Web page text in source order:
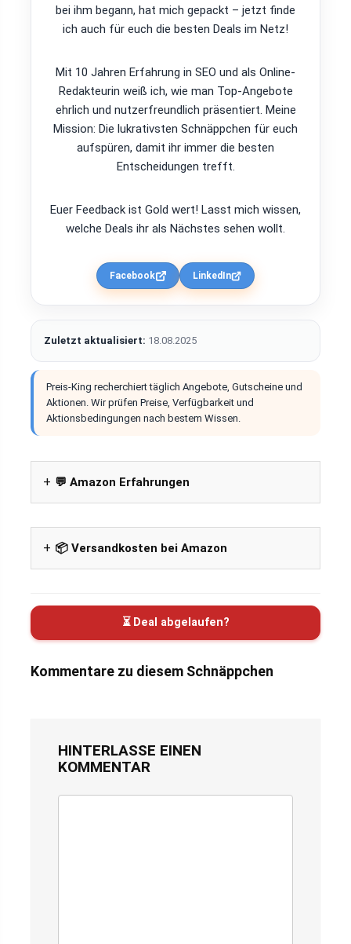
bei ihm begann, hat mich gepackt – jetzt finde
ich auch für euch die besten Deals im Netz!
Mit 10 Jahren Erfahrung in SEO und als Online-
Redakteurin weiß ich, wie man Top-Angebote
ehrlich und nutzerfreundlich präsentiert. Meine
Mission: Die lukrativsten Schnäppchen für euch
aufspüren, damit ihr immer die besten
Entscheidungen trefft.
Euer Feedback ist Gold wert! Lasst mich wissen,
welche Deals ihr als Nächstes sehen wollt.
Facebook LinkedIn
Zuletzt aktualisiert: 18.08.2025
Preis-King recherchiert täglich Angebote, Gutscheine und
Aktionen. Wir prüfen Preise, Verfügbarkeit und
Aktionsbedingungen nach bestem Wissen.
💬 Amazon Erfahrungen
📦 Versandkosten bei Amazon
⏳ Deal abgelaufen?
Kommentare zu diesem Schnäppchen
HINTERLASSE EINEN
KOMMENTAR